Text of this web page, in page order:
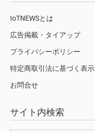
IoTNEWSとは
広告掲載・タイアップ
プライバシーポリシー
特定商取引法に基づく表示
お問合せ
サイト内検索